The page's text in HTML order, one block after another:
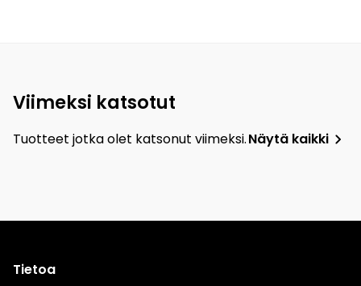
Viimeksi katsotut
Tuotteet jotka olet katsonut viimeksi.Näytä kaikki
Tietoa